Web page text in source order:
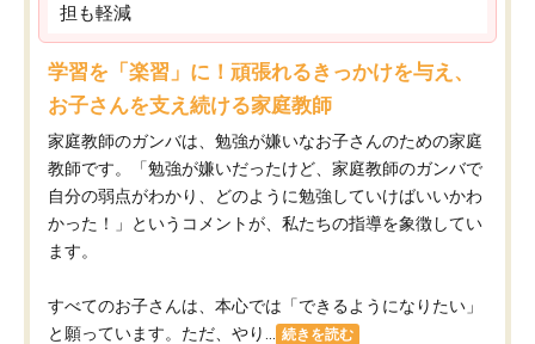
担も軽減
学習を「楽習」に！頑張れるきっかけを与え、
お子さんを支え続ける家庭教師
家庭教師のガンバは、勉強が嫌いなお子さんのための家庭
教師です。「勉強が嫌いだったけど、家庭教師のガンバで
自分の弱点がわかり、どのように勉強していけばいいかわ
かった！」というコメントが、私たちの指導を象徴してい
ます。
すべてのお子さんは、本心では「できるようになりたい」
と願っています。ただ、やり...
続きを読む